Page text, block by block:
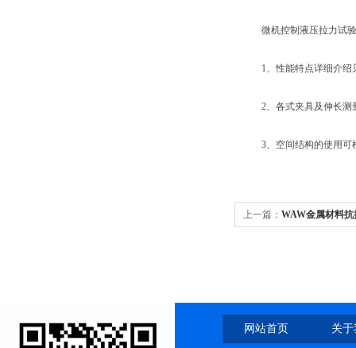
微机控制液压拉力试验
1、性能特点详细介绍
2、各式夹具及伸长测
3、空间结构的使用可
上一篇： WAW金属材料
网站首页 关